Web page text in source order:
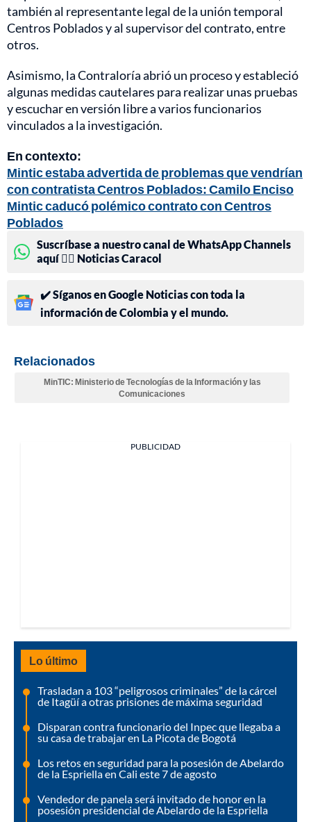
también al representante legal de la unión temporal
Centros Poblados y al supervisor del contrato, entre
otros.
Asimismo, la Contraloría abrió un proceso y estableció
algunas medidas cautelares para realizar unas pruebas
y escuchar en versión libre a varios funcionarios
vinculados a la investigación.
En contexto:
Mintic estaba advertida de problemas que vendrían
con contratista Centros Poblados: Camilo Enciso
Mintic caducó polémico contrato con Centros
Poblados
Suscríbase a nuestro canal de WhatsApp Channels
aquí 👉🏻 Noticias Caracol
✔️ Síganos en Google Noticias con toda la
información de Colombia y el mundo.
Relacionados
MinTIC: Ministerio de Tecnologías de la Información y las
Comunicaciones
PUBLICIDAD
Lo último
Trasladan a 103 “peligrosos criminales” de la cárcel
de Itagüí a otras prisiones de máxima seguridad
Disparan contra funcionario del Inpec que llegaba a
su casa de trabajar en La Picota de Bogotá
Los retos en seguridad para la posesión de Abelardo
de la Espriella en Cali este 7 de agosto
Vendedor de panela será invitado de honor en la
posesión presidencial de Abelardo de la Espriella